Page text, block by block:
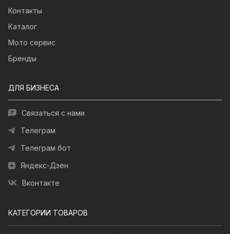
Контакты
Каталог
Мото сервис
Бренды
ДЛЯ БИЗНЕСА
Связаться с нами
Телеграм
Телеграм бот
Яндекс-Дзен
Вконтакте
КАТЕГОРИИ ТОВАРОВ